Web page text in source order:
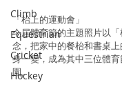
Climb
Equestrian
Cricket
Hockey
「枱上的運動會」
今屆體育節的主題照片以
念，把家中的餐枱和書桌
身一變，成為其中三位體
園。